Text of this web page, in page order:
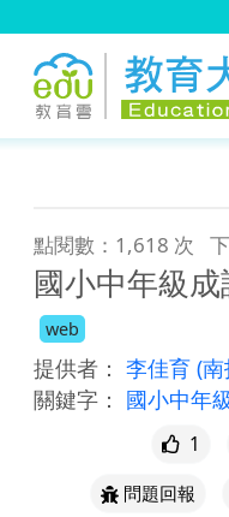
點閱數：1,618 次
國小中年級
web
提供者： 李佳育 (
關鍵字： 國小中年
1
問題回報